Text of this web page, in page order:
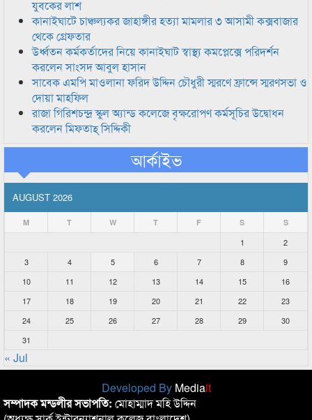
যুবকের লাশ
কানাইঘাটে চাঞ্চল্যকর জাহাঙ্গীর হত্যা মামলার ৩ আসামী কক্সবাজার
থেকে গ্রেফতার
উর্ধ্বতন কর্মকর্তাদের নিয়ে কানাইঘাট স্বাস্থ্য কমপ্লেক্সে পরিদর্শন
করলেন সাংসদ আবুল হাসান
সাবেক এমপি মাওলানা ফরিদ উদ্দিন চৌধুরী স্মরণে ফ্রান্সে স্মরণসভা ও
দোয়া মাহফিল
রাজা গিরিশচন্দ্র স্কুল অ্যান্ড কলেজে বৃক্ষরোপণ কর্মসূচির উদ্বোধন
করলেন মিফতাহ্ সিদ্দিকী
আর্কাইভ
AUGUST 2026
M T W T F S S
1
2
3
4 5 6 7 8
9
10
11 12 13 14 15
16
17
18 19 20 21 22
23
24
25 26 27 28 29
30
31
« Jul
Developed By Mediait
সম্পাদক মন্ডলীর সভাপতি: মোহাম্মাদ মহি উদ্দিন